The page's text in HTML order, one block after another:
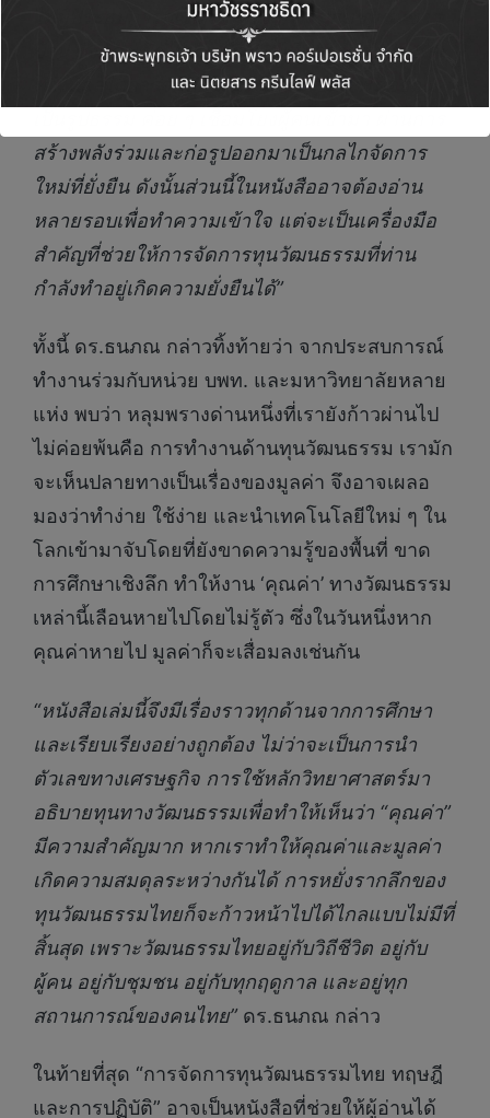
ไม่มีประสบการณ์ในการทำงานร่วมกับชุมชนชาว
บ้าน ซึ่งต้องเข้าไปทำหน้าที่ ‘ปูเสื่อการทำงาน’ และ
ทำให้กลไกการจัดการในพื้นที่เกิดขึ้นมาได้อย่าง
สร้างพลังร่วมและก่อรูปออกมาเป็นกลไกจัดการ
ใหม่ที่ยั่งยืน ดังนั้นส่วนนี้ในหนังสืออาจต้องอ่าน
หลายรอบเพื่อทำความเข้าใจ แต่จะเป็นเครื่องมือ
สำคัญที่ช่วยให้การจัดการทุนวัฒนธรรมที่ท่าน
กำลังทำอยู่เกิดความยั่งยืนได้”
ทั้งนี้ ดร.ธนภณ กล่าวทิ้งท้ายว่า จากประสบการณ์
ทำงานร่วมกับหน่วย บพท. และมหาวิทยาลัยหลาย
แห่ง พบว่า หลุมพรางด่านหนึ่งที่เรายังก้าวผ่านไป
ไม่ค่อยพ้นคือ การทำงานด้านทุนวัฒนธรรม เรามัก
จะเห็นปลายทางเป็นเรื่องของมูลค่า จึงอาจเผลอ
มองว่าทำง่าย ใช้ง่าย และนำเทคโนโลยีใหม่ ๆ ใน
โลกเข้ามาจับโดยที่ยังขาดความรู้ของพื้นที่ ขาด
การศึกษาเชิงลึก ทำให้งาน ‘คุณค่า’ ทางวัฒนธรรม
เหล่านี้เลือนหายไปโดยไม่รู้ตัว ซึ่งในวันหนึ่งหาก
คุณค่าหายไป มูลค่าก็จะเสื่อมลงเช่นกัน
“หนังสือเล่มนี้จึงมีเรื่องราวทุกด้านจากการศึกษา
และเรียบเรียงอย่างถูกต้อง ไม่ว่าจะเป็นการนำ
ตัวเลขทางเศรษฐกิจ การใช้หลักวิทยาศาสตร์มา
อธิบายทุนทางวัฒนธรรมเพื่อทำให้เห็นว่า “คุณค่า”
มีความสำคัญมาก หากเราทำให้คุณค่าและมูลค่า
เกิดความสมดุลระหว่างกันได้ การหยั่งรากลึกของ
ทุนวัฒนธรรมไทยก็จะก้าวหน้าไปได้ไกลแบบไม่มีที่
สิ้นสุด เพราะวัฒนธรรมไทยอยู่กับวิถีชีวิต อยู่กับ
ผู้คน อยู่กับชุมชน อยู่กับทุกฤดูกาล และอยู่ทุก
สถานการณ์ของคนไทย” ดร.ธนภณ กล่าว
ในท้ายที่สุด “การจัดการทุนวัฒนธรรมไทย ทฤษฎี
และการปฏิบัติ” อาจเป็นหนังสือที่ช่วยให้ผู้อ่านได้